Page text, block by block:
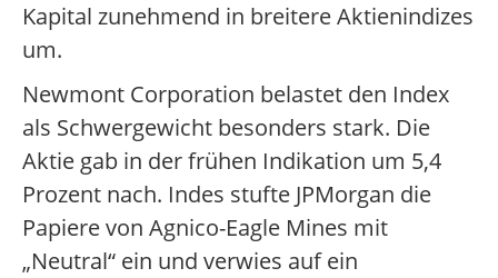
Kapital zunehmend in breitere Aktienindizes
um.
Newmont Corporation belastet den Index
als Schwergewicht besonders stark. Die
Aktie gab in der frühen Indikation um 5,4
Prozent nach. Indes stufte JPMorgan die
Papiere von Agnico-Eagle Mines mit
„Neutral“ ein und verwies auf ein